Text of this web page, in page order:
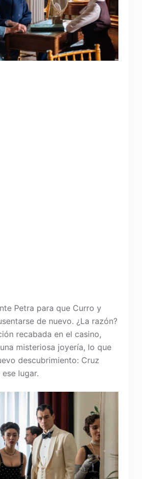
Petra para que Curro y
de nuevo. ¿La razón?
recabada en el casino,
misteriosa joyería, lo que
descubrimiento: Cruz
lugar.